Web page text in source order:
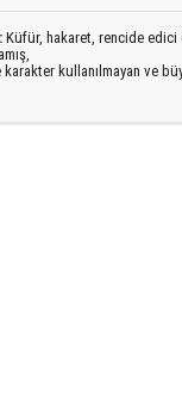
Küfür, hakaret, rencide edici
kullanılmayan ve